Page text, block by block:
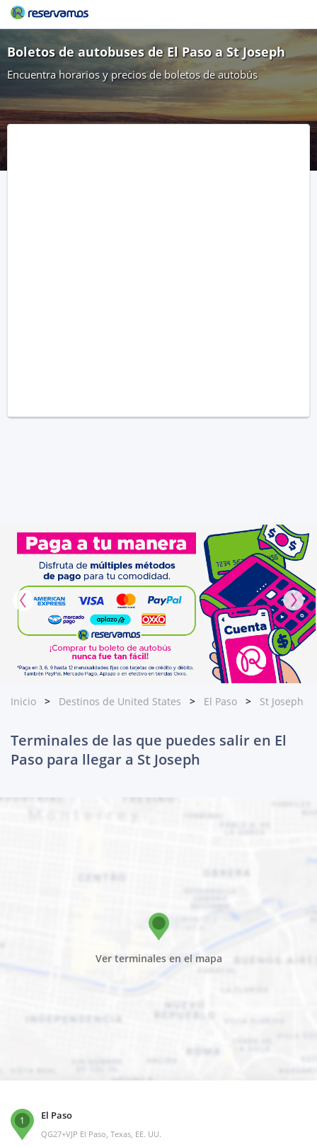
Boletos de autobuses de El Paso a St Joseph
Encuentra horarios y precios de boletos de autobús
Inicio Destinos de United States El Paso St Joseph
Terminales de las que puedes salir en El
Paso para llegar a St Joseph
Ver terminales en el mapa
1 El Paso
QG27+VJP El Paso, Texas, EE. UU.